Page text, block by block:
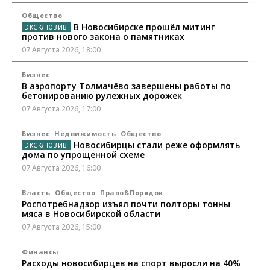
Общество
В Новосибирске прошёл митинг
против нового закона о памятниках
07 Августа 2026, 18:00
Бизнес
В аэропорту Толмачёво завершены работы по
бетонированию рулежных дорожек
07 Августа 2026, 17:00
Бизнес Недвижимость Общество
Новосибирцы стали реже оформлять
дома по упрощенной схеме
07 Августа 2026, 16:00
Власть Общество Право&Порядок
Роспотребнадзор изъял почти полторы тонны
мяса в Новосибирской области
07 Августа 2026, 15:00
Финансы
Расходы новосибирцев на спорт выросли на 40%